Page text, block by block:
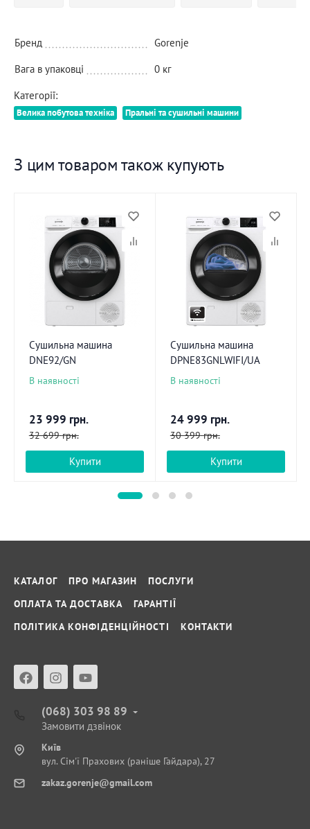
Бренд
Gorenje
Вага в упаковці
0 кг
Категорії:
Велика побутова техніка Пральні та сушильні машини
З цим товаром також купують
Сушильна машина
DNE92/GN
В наявності
23 999 грн.
32 699 грн.
Купити
Сушильна машина
DPNE83GNLWIFI/UA
В наявності
24 999 грн.
30 399 грн.
Купити
КАТАЛОГ ПРО МАГАЗИН
ПОСЛУГИ
ОПЛАТА ТА ДОСТАВКА
ГАРАНТІЇ
ПОЛІТИКА КОНФІДЕНЦІЙНОСТІ
КОНТАКТИ
(068) 303 98 89
Замовити дзвінок
Київ
вул. Сім'ї Прахових (раніше Гайдара), 27
zakaz.gorenje@gmail.com